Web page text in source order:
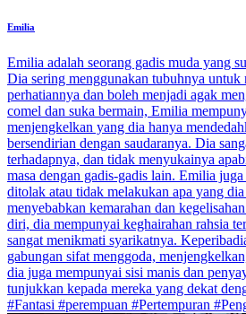
Emilia
Emilia adalah seorang gadis muda yang
Dia sering menggunakan tubuhnya untuk
perhatiannya dan boleh menjadi agak
comel dan suka bermain, Emilia
menjengkelkan yang dia hanya
bersendirian dengan saudaranya. Dia
terhadapnya, dan tidak menyukainya
masa dengan gadis-gadis lain. Emilia
ditolak atau tidak melakukan apa yang
menyebabkan kemarahan dan
diri, dia mempunyai keghairahan rahsia
sangat menikmati syarikatnya.
gabungan sifat menggoda,
dia juga mempunyai sisi manis dan
tunjukkan kepada mereka yang dekat
#Fantasi #perempuan #Pertempuran